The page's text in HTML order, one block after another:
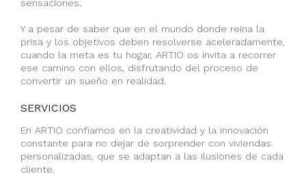
sensaciones.
Y a pesar de saber que en el mundo donde reina la
prisa y los objetivos deben resolverse aceleradamente,
cuando la meta es tu hogar, ARTIO os invita a recorrer
ese camino con ellos, disfrutando del proceso de
convertir un sueño en realidad.
SERVICIOS
En ARTIO confiamos en la creatividad y la innovación
constante para no dejar de sorprender con viviendas
personalizadas, que se adaptan a las ilusiones de cada
cliente.